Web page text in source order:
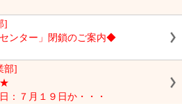
]
ンター」閉鎖のご案内◆
部]
★
：７月１９日か・・・